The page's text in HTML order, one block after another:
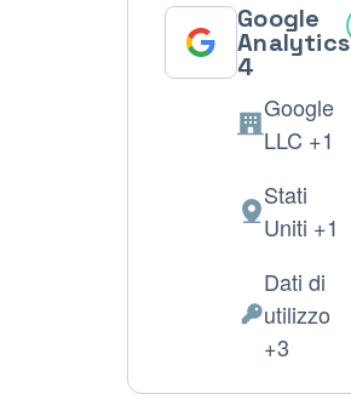
Google
Analytics
4
Azienda:
Google
LLC +1
Luogo
trattamento:
Stati
Uniti +1
Dati
Personali
trattati:
Dati di
utilizzo
+3